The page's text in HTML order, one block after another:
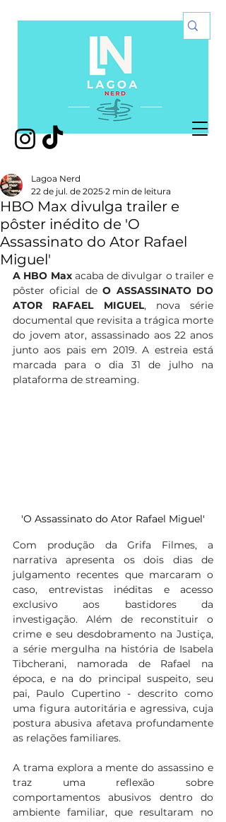
HBO Max divulga trailer e
pôster inédito de 'O
Assassinato do Ator Rafael
Miguel'
Lagoa Nerd
22 de jul. de 2025 2 min de leitura
A HBO Max acaba de divulgar o trailer e
pôster oficial de O ASSASSINATO DO
ATOR RAFAEL MIGUEL, nova série
documental que revisita a trágica morte
do jovem ator, assassinado aos 22 anos
junto aos pais em 2019. A estreia está
marcada para o dia 31 de julho na
plataforma de streaming.
'O Assassinato do Ator Rafael Miguel'
Com produção da Grifa Filmes, a
narrativa apresenta os dois dias de
julgamento recentes que marcaram o
caso, entrevistas inéditas e acesso
exclusivo aos bastidores da
investigação. Além de reconstituir o
crime e seu desdobramento na Justiça,
a série mergulha na história de Isabela
Tibcherani, namorada de Rafael na
época, e na do principal suspeito, seu
pai, Paulo Cupertino - descrito como
uma figura autoritária e agressiva, cuja
postura abusiva afetava profundamente
as relações familiares.
A trama explora a mente do assassino e
traz uma reflexão sobre
comportamentos abusivos dentro do
ambiente familiar, que resultaram no